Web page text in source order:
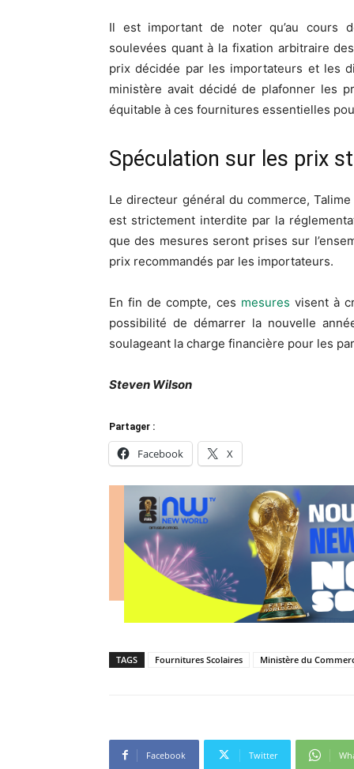
Il est important de noter qu’au cours
soulevées quant à la fixation arbitraire
prix décidée par les importateurs et les
ministère avait décidé de plafonner les
équitable à ces fournitures essentielles
Spéculation sur les prix
Le directeur général du commerce,
est strictement interdite par la
que des mesures seront prises sur
prix recommandés par les importateurs.
En fin de compte, ces mesures visent à
possibilité de démarrer la nouvelle
soulageant la charge financière pour les
Steven Wilson
Partager :
Facebook X
TAGS Fournitures Scolaires Ministère du
Facebook Twitter